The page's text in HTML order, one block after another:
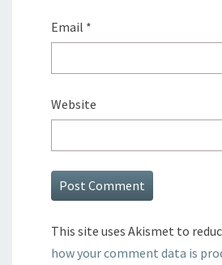
Email *
Website
This site uses Akismet to
how your comment data is